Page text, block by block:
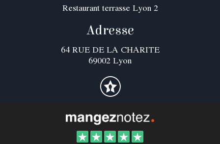
Restaurant terrasse Lyon 2
Adresse
64 RUE DE LA CHARITE
69002 Lyon